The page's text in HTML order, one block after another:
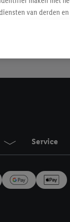
Service
van derden
Als je hiervoor
interesse hebt
maar het niet te
mailadres en met
Onder "Aanpassen"
Door te klikken op
worden
inclusief over de
trekken, vind je in onze
over de cookies die